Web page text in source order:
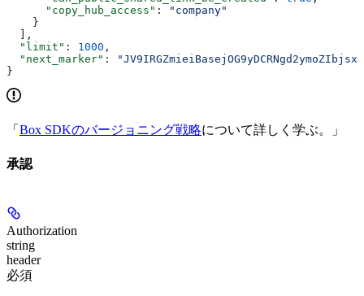
      "copy_hub_access"
:
"company"
    }
  ],
  "limit"
: 1000 ,
  "next_marker"
:
}
「 Box SDKのバージョニング戦略について詳しく学ぶ。」
承認
Authorization
string
header
必須